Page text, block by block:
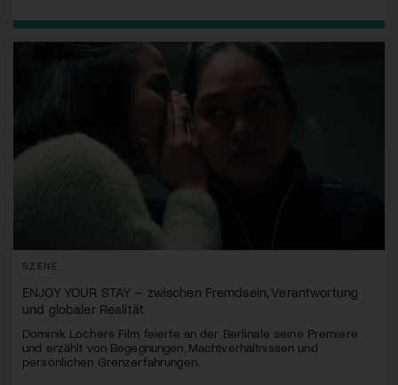
SZENE
ENJOY YOUR STAY – zwischen Fremdsein, Verantwortung
und globaler Realität
Dominik Lochers Film feierte an der Berlinale seine Premiere
und erzählt von Begegnungen, Machtverhältnissen und
persönlichen Grenzerfahrungen.